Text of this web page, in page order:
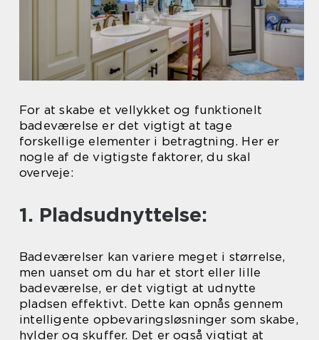
For at skabe et vellykket og funktionelt
badeværelse er det vigtigt at tage
forskellige elementer i betragtning. Her er
nogle af de vigtigste faktorer, du skal
overveje:
1. Pladsudnyttelse:
Badeværelser kan variere meget i størrelse,
men uanset om du har et stort eller lille
badeværelse, er det vigtigt at udnytte
pladsen effektivt. Dette kan opnås gennem
intelligente opbevaringsløsninger som skabe,
hylder og skuffer. Det er også vigtigt at